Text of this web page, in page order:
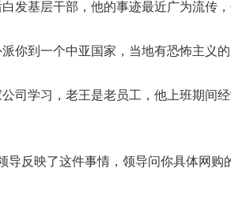
发基层干部，他的事迹最近广为流传
你到一个中亚国家，当地有恐怖主义
司学习，老王是老员工，他上班期间
导反映了这件事情，领导问你具体网购